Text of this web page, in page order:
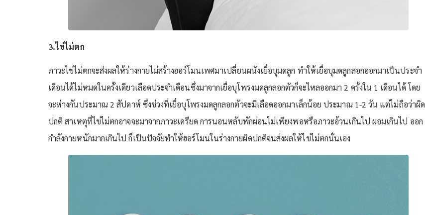
3.ไข่ไม่ตก
ภาวะไข่ไม่ตกจะส่งผลให้ร่างกายไม่สร้างฮอร์โมนเพศมาเปลี่ยนผนังเยื่อบุมดลูก ทำให้เยื่อบุมดลูกลอกออกมาเป็นประจำ
เดือนได้ไม่หมดในครั้งเดียวเลือดประจำเดือนซึ่งมาจากเยื่อบุโพรงมดลูกลอกตัวก็จะไหลออกมา 2 ครั้งใน 1 เดือนได้ โดย
จะห่างกันประมาณ 2 สัปดาห์ ซึ่งช่วงที่เยื่อบุโพรงมดลูกลอกตัวจะมีเลือดออกมาเล็กน้อย ประมาณ 1-2 วัน แต่ไม่ถือว่าผิด
ปกติ สาเหตุที่ไข่ไม่ตกอาจจะมาจากภาวะเครียด การนอนหลับพักผ่อนไม่เพียงพอหรือภาวะอ้วนเกินไป ผอมเกินไป ออก
กำลังกายหนักมากเกินไป ก็เป็นปัจจัยทำให้ฮอร์โมนในร่างกายผิดปกติจนส่งผลให้ไข่ไม่ตกนั่นเอง